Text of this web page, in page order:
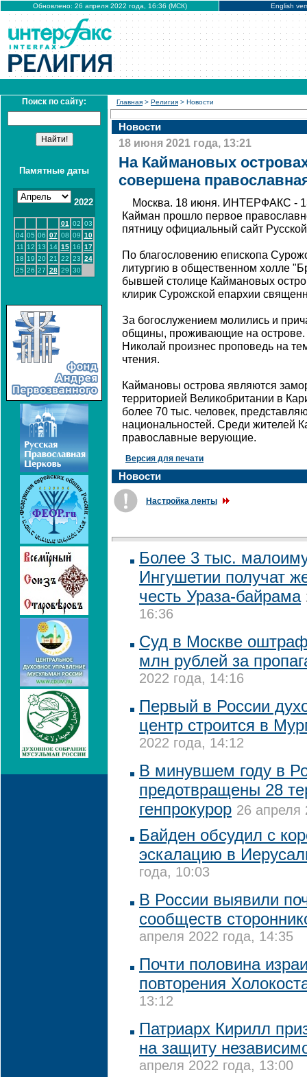
Обновлено: 26 апреля 2022 года, 16:36 (МСК) English
Поиск по сайту:
Памятные даты
2022
01 02 03
04 05 06 07 08 09 10
11
12 13 14 15 16 17
18 19 20 21 22 23 24
25 26 27 28 29 30
Главная > Религия > Новости
Новости
18 июня 2021 года, 13:21
На Каймановых
совершена
Москва. 18 июня. ИНТЕРФАКС -
Кайман прошло первое
пятницу официальный сайт
По благословению епископа
литургию в общественном холле
бывшей столице Каймановых
клирик Сурожской епархии
За богослужением молились и
общины, проживающие на острове.
Николай произнес проповедь на
чтения.
Каймановы острова являются
территорией Великобритании в
более 70 тыс. человек,
национальностей. Среди жителей
православные верующие.
Версия для печати
Новости
Настройка ленты
Более 3 тыс.
Ингушетии получат
честь Ураза-байрама
16:36
Суд в Москве
млн рублей за
2022 года, 14:16
Первый в России
центр строится в
2022 года, 14:12
В минувшем году в
предотвращены 28
генпрокурор 26 апреля
Байден обсудил с
эскалацию в
года, 10:03
В России выявили
сообществ
апреля 2022 года, 14:35
Почти половина
повторения
13:12
Патриарх Кирилл
на защиту
апреля 2022 года, 13:00